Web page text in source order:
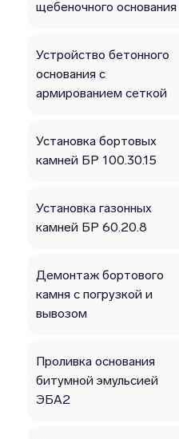
щебеночного основания
Устройство бетонного
основания с
армированием сеткой
Установка бортовых
камней БР 100.30.15
Установка газонных
камней БР 60.20.8
Демонтаж бортового
камня с погрузкой и
вывозом
Проливка основания
битумной эмульсией
ЭБА2